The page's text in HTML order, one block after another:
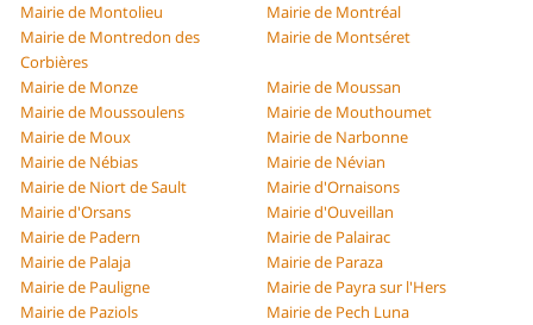
Mairie de Montolieu
Mairie de Montréal
Mairie de Montredon des
Corbières
Mairie de Montséret
Mairie de Monze
Mairie de Moussan
Mairie de Moussoulens
Mairie de Mouthoumet
Mairie de Moux
Mairie de Narbonne
Mairie de Nébias
Mairie de Névian
Mairie de Niort de Sault
Mairie d'Ornaisons
Mairie d'Orsans
Mairie d'Ouveillan
Mairie de Padern
Mairie de Palairac
Mairie de Palaja
Mairie de Paraza
Mairie de Pauligne
Mairie de Payra sur l'Hers
Mairie de Paziols
Mairie de Pech Luna